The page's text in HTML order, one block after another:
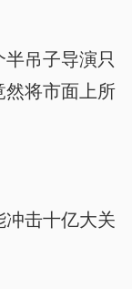
吊子导演只
然将市面上所
击十亿大关